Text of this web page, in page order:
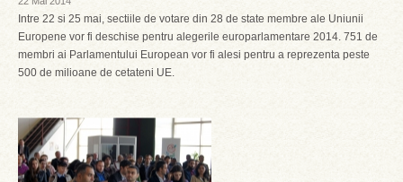
Intre 22 si 25 mai, sectiile de votare din 28 de state membre ale Uniunii
Europene vor fi deschise pentru alegerile europarlamentare 2014. 751 de
membri ai Parlamentului European vor fi alesi pentru a reprezenta peste
500 de milioane de cetateni UE.